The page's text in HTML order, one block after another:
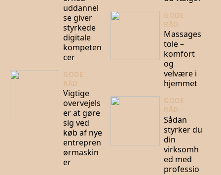
uddannel
se giver
styrkede
digitale
kompeten
cer
GODE
RÅD
Vigtige
overvejels
er at gøre
sig ved
køb af nye
entrepren
ørmaskin
er
GODE
RÅD
Massages
tole –
komfort
og
velvære i
hjemmet
GODE
RÅD
Sådan
styrker du
din
virksomh
ed med
professio